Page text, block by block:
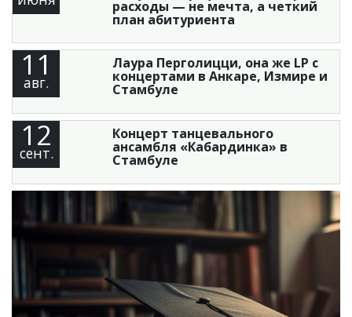
расходы — не мечта, а четкий
план абитуриента
11
авг.
Лаура Перголицци, она же LP с
концертами в Анкаре, Измире и
Стамбуле
12
сент.
Концерт танцевального
ансамбля «Кабардинка» в
Стамбуле